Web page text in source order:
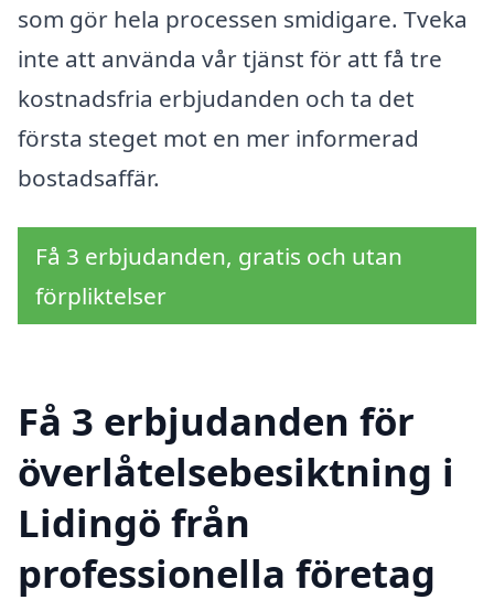
som gör hela processen smidigare. Tveka
inte att använda vår tjänst för att få tre
kostnadsfria erbjudanden och ta det
första steget mot en mer informerad
bostadsaffär.
Få 3 erbjudanden, gratis och utan
förpliktelser
Få 3 erbjudanden för
överlåtelsebesiktning i
Lidingö från
professionella företag